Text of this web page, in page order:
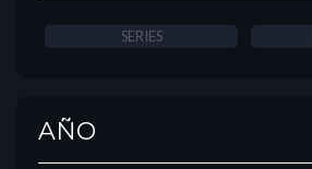
SERIES
AÑO